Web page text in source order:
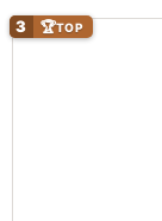
3 🏆TOP